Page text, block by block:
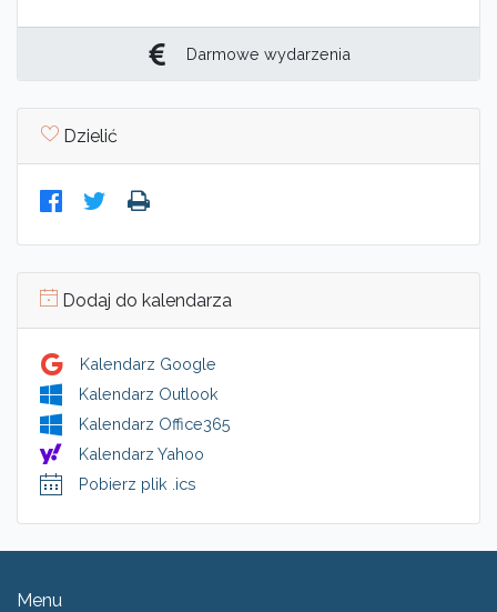
Darmowe wydarzenia
Dzielić
Dodaj do kalendarza
Kalendarz Google
Kalendarz Outlook
Kalendarz Office365
Kalendarz Yahoo
Pobierz plik .ics
Menu